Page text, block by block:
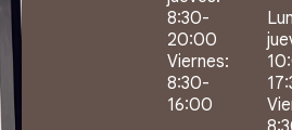
8:30-
20:00
Viernes:
8:30-
16:00